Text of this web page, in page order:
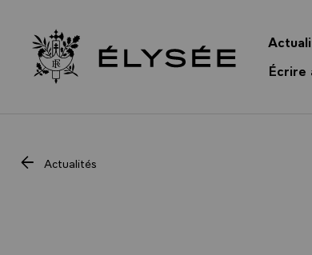
Retour à l’accueil Élysée
Écrire
Actualités